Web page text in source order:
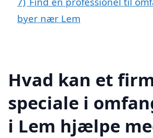
byer nær Lem
Hvad kan et
speciale i
i Lem hjælpe